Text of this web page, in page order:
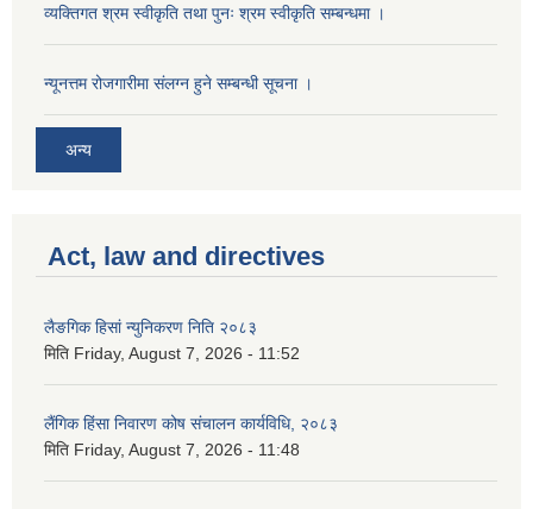
व्यक्तिगत श्रम स्वीकृति तथा पुनः श्रम स्वीकृति सम्बन्धमा ।
न्यूनत्तम रोजगारीमा संलग्न हुने सम्बन्धी सूचना ।
अन्य
Act, law and directives
लैङगिक हिसां न्युनिकरण निति २०८३
मिति Friday, August 7, 2026 - 11:52
लैंगिक हिंसा निवारण कोष संचालन कार्यविधि, २०८३
मिति Friday, August 7, 2026 - 11:48